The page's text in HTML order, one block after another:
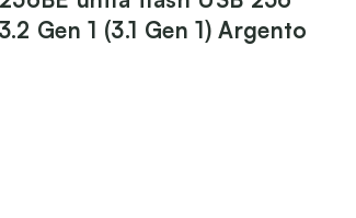
Gen 1 (3.1 Gen 1) Argento